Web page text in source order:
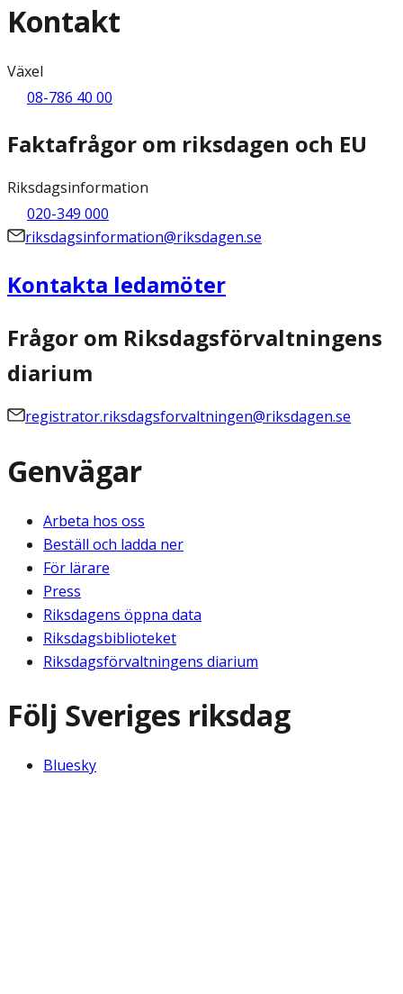
Kontakt
Växel
08-786 40 00
Faktafrågor om riksdagen och EU
Riksdagsinformation
020-349 000
riksdagsinformation@riksdagen.se
Kontakta ledamöter
Frågor om Riksdagsförvaltningens
diarium
registrator.riksdagsforvaltningen@riksdagen.se
Genvägar
Arbeta hos oss
Beställ och ladda ner
För lärare
Press
Riksdagens öppna data
Riksdagsbiblioteket
Riksdagsförvaltningens diarium
Följ Sveriges riksdag
Bluesky